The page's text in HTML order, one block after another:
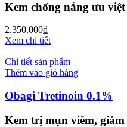
Kem chống nắng ưu
2.350.000₫
Xem chi tiết
Chi tiết sản phẩm
Thêm vào giỏ hàng
Obagi Tretinoin 0.1%
Kem trị mụn viêm,